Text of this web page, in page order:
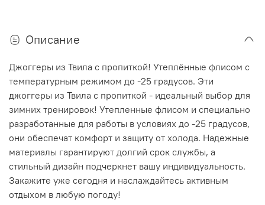
Описание
Джоггеры из Твила с пропиткой! Утеплённые флисом с
температурным режимом до -25 градусов. Эти
джоггеры из Твила с пропиткой - идеальный выбор для
зимних тренировок! Утепленные флисом и специально
разработанные для работы в условиях до -25 градусов,
они обеспечат комфорт и защиту от холода. Надежные
материалы гарантируют долгий срок службы, а
стильный дизайн подчеркнет вашу индивидуальность.
Закажите уже сегодня и наслаждайтесь активным
отдыхом в любую погоду!